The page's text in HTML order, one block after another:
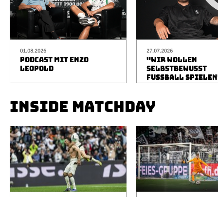
01.08.2026
PODCAST MIT ENZO
LEOPOLD
27.07.2026
"WIR WOLLEN
SELBSTBEWUSST
FUSSBALL
INSIDE MATCHDAY